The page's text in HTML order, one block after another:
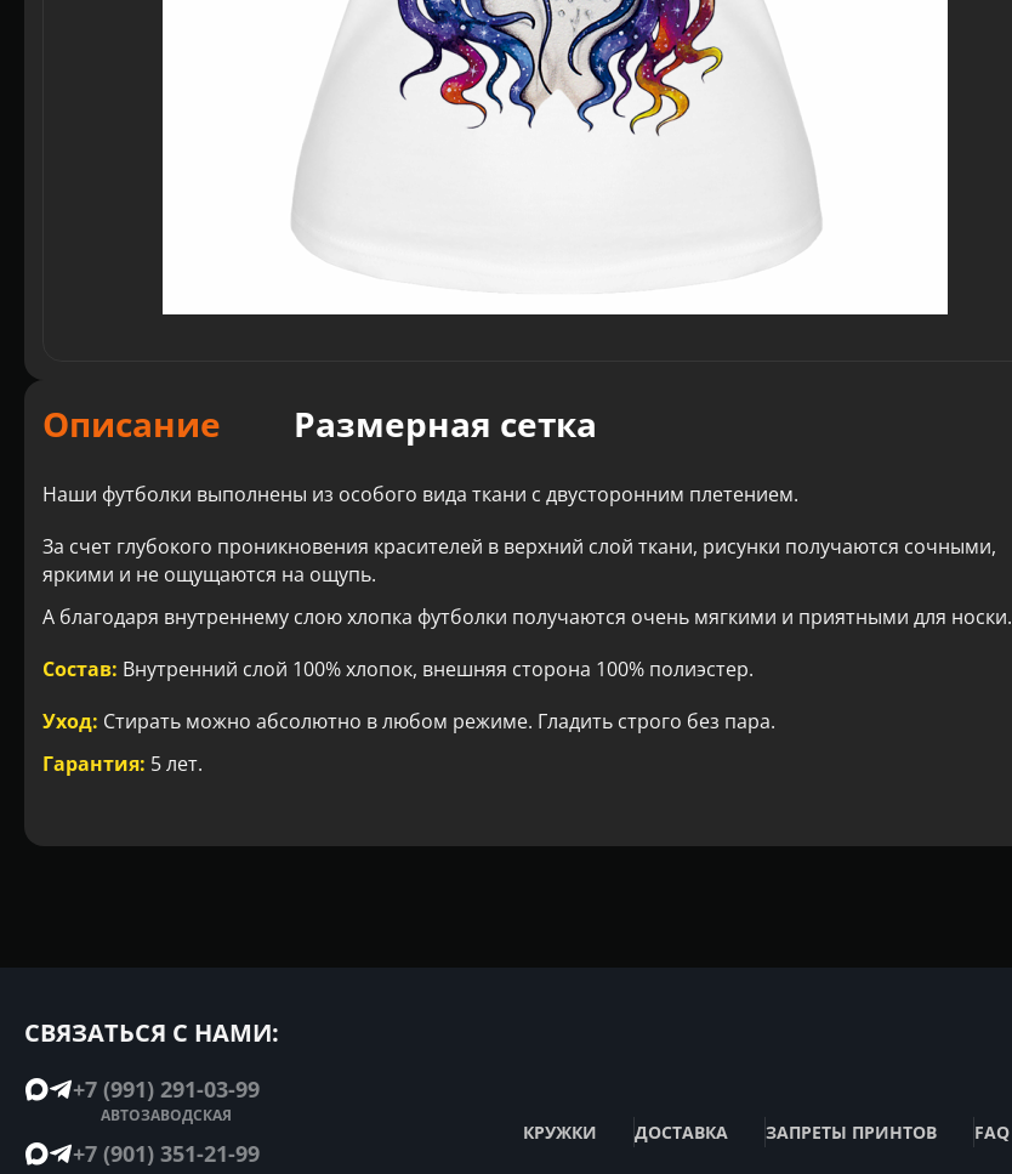
Описание Размерная сетка
Наши футболки выполнены из особого вида ткани с двусторонним плетением.
За счет глубокого проникновения красителей в верхний слой ткани, рисунки получаются сочными,
яркими и не ощущаются на ощупь.
А благодаря внутреннему слою хлопка футболки получаются очень мягкими и приятными для носки.
Состав: Внутренний слой 100% хлопок, внешняя сторона 100% полиэстер.
Уход: Стирать можно абсолютно в любом режиме. Гладить строго без пара.
Гарантия: 5 лет.
СВЯЗАТЬСЯ С НАМИ:
+7 (991) 291-03-99
АВТОЗАВОДСКАЯ
+7 (901) 351-21-99
КРУЖКИ ДОСТАВКА ЗАПРЕТЫ ПРИНТОВ FAQ